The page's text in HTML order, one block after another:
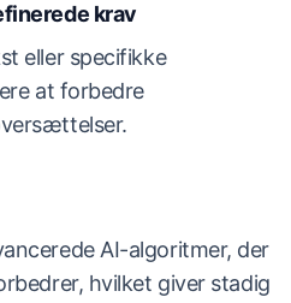
krav
eller specifikke
at forbedre
AI-algoritmer, der
hvilket giver stadig